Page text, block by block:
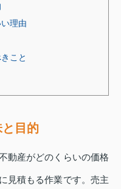
理由
こと
目的
動産がどのくらいの価格
見積もる作業です。売主